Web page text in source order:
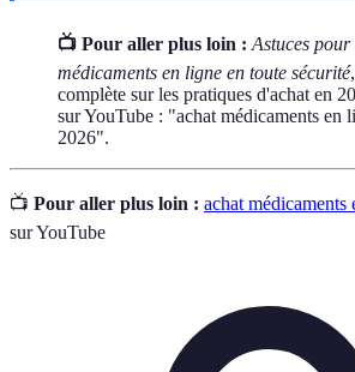
📺 Pour aller plus loin : Astuces pour
médicaments en ligne en toute sécurité
complète sur les pratiques d'achat en
sur YouTube : "achat médicaments en
2026".
📺 Pour aller plus loin : achat
sur YouTube